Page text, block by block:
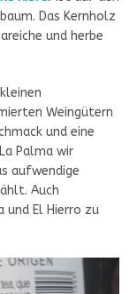
Das Kernholz
und herbe
Weingütern
und eine
Palma wir
aufwendige
Auch
El Hierro zu